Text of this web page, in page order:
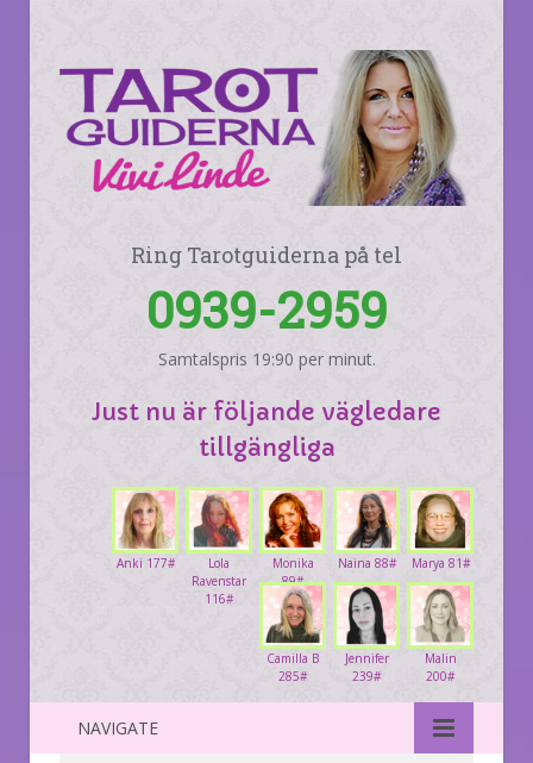
Ring Tarotguiderna på tel
0939-2959
Samtalspris 19:90 per minut.
Just nu är följande vägledare
tillgängliga
Marya 81#
Naina 88#
Monika
89#
Lola
Ravenstar
116#
Anki 177#
Malin
200#
Jennifer
239#
Camilla B
285#
NAVIGATE